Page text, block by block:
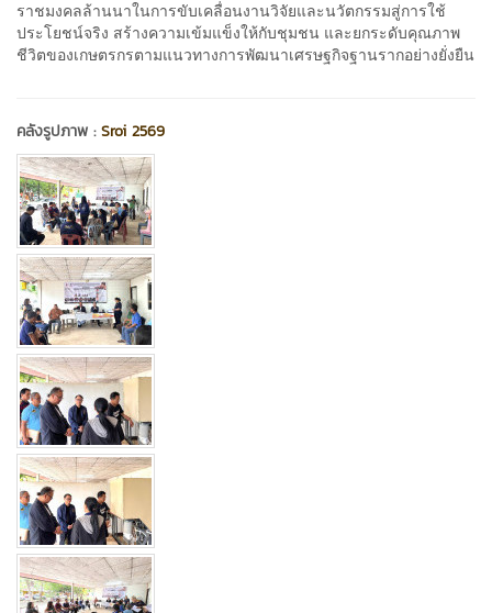
ราชมงคลล้านนาในการขับเคลื่อนงานวิจัยและนวัตกรรมสู่การใช้
ประโยชน์จริง สร้างความเข้มแข็งให้กับชุมชน และยกระดับคุณภาพ
ชีวิตของเกษตรกรตามแนวทางการพัฒนาเศรษฐกิจฐานรากอย่างยั่งยืน
คลังรูปภาพ :Sroi 2569